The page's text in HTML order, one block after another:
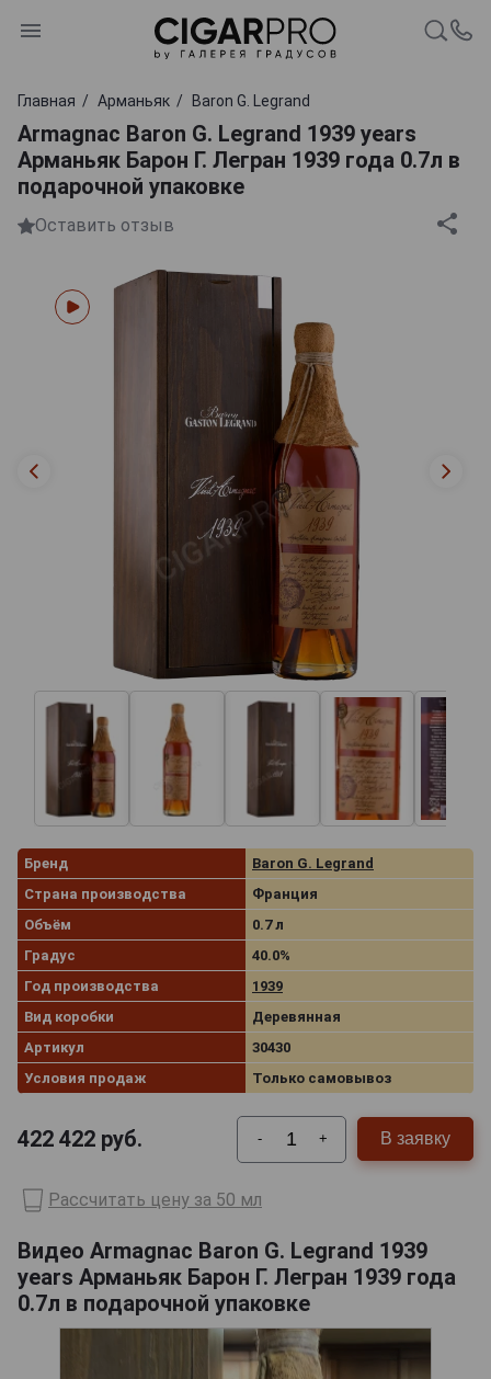
Главная Арманьяк Baron G. Legrand
Armagnac Baron G. Legrand 1939 years
Арманьяк Барон Г. Легран 1939 года 0.7л в
подарочной упаковке
Оставить отзыв
Бренд
Baron G. Legrand
Страна производства
Франция
Объём
0.7 л
Градус
40.0%
Год производства
1939
Вид коробки
Деревянная
Артикул
30430
Условия продаж
Только самовывоз
422 422 руб. - + В заявку
Рассчитать цену за 50 мл
Видео Armagnac Baron G. Legrand 1939
years Арманьяк Барон Г. Легран 1939 года
0.7л в подарочной упаковке